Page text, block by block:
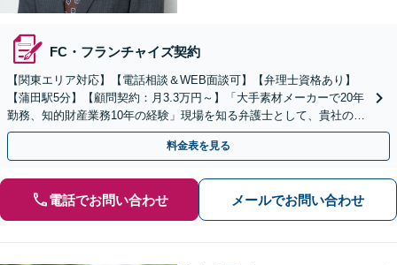
FC・フランチャイズ契約
【関東エリア対応】【電話相談＆WEB面談可】【弁理士資格あり】
【蒲田駅5分】【顧問契約：月3.3万円～】「大手素材メーカーで20年
勤務、知的財産業務10年の経験」現場を知る弁護士として、貴社のビ
ジネスを法的側面から力強く支えます。
料金表を見る
電話でお問い合わせ メールでお問い合わせ